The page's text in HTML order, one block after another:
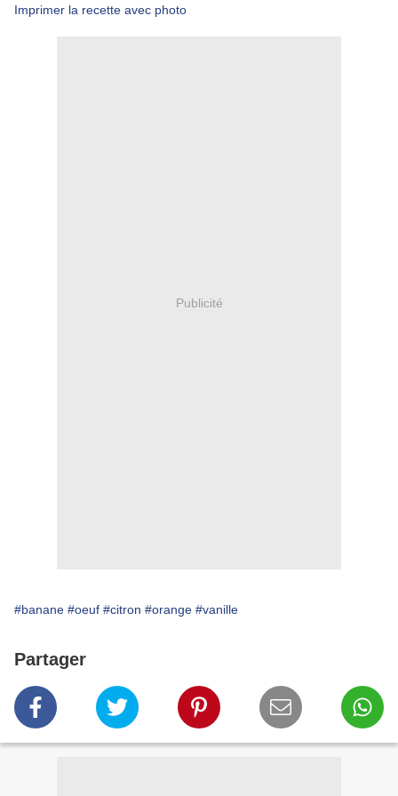
Imprimer la recette avec photo
Publicité
#banane #oeuf #citron #orange #vanille
Partager